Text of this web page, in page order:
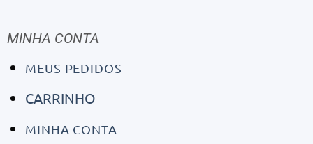
MINHA CONTA
MEUS PEDIDOS
CARRINHO
MINHA CONTA